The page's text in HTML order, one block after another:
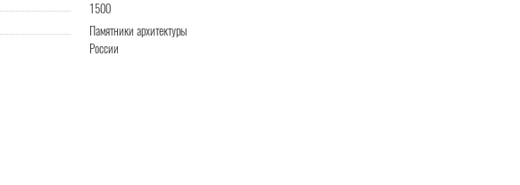
1500
Памятники архитектуры
России